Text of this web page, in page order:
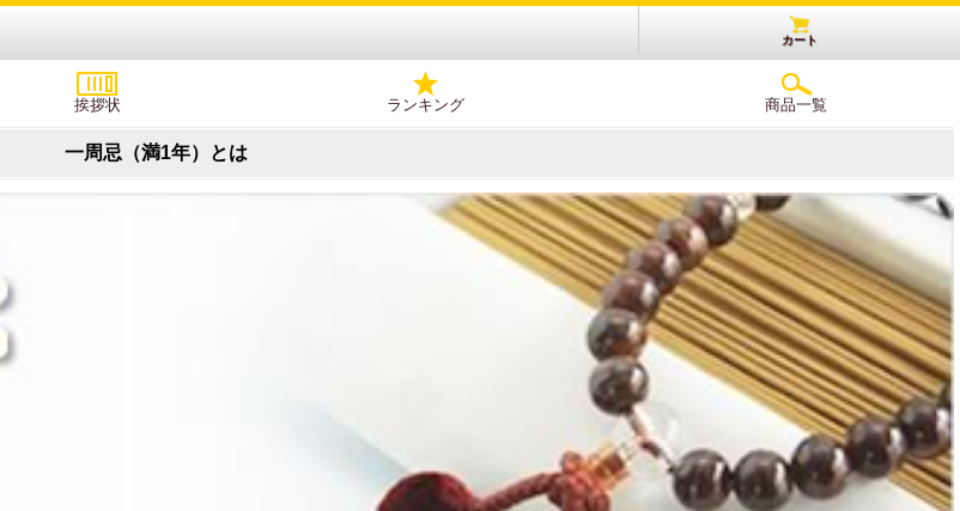
カート
挨拶状 ランキング 商品一覧
一周忌（満1年）とは